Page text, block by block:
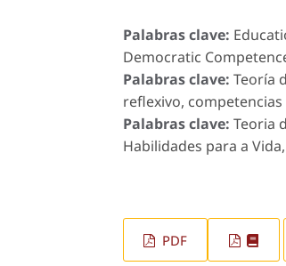
Palabras clave:
Democratic
Palabras clave: Teoría
reflexivo,
Palabras clave: Teoria
Habilidades para a
PDF